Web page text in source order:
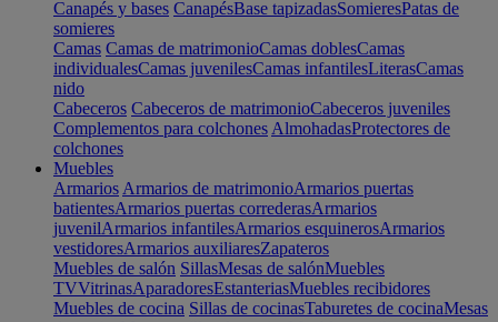
Canapés y bases CanapésBase tapizadasSomieresPatas de
somieres
Camas Camas de matrimonioCamas doblesCamas
individualesCamas juvenilesCamas infantilesLiterasCamas
nido
Cabeceros Cabeceros de matrimonioCabeceros juveniles
Complementos para colchones AlmohadasProtectores de
colchones
Muebles
Armarios Armarios de matrimonioArmarios puertas
batientesArmarios puertas correderasArmarios
juvenilArmarios infantilesArmarios esquinerosArmarios
vestidoresArmarios auxiliaresZapateros
Muebles de salón SillasMesas de salónMuebles
TVVitrinasAparadoresEstanteriasMuebles recibidores
Muebles de cocina Sillas de cocinasTaburetes de cocinaMesas